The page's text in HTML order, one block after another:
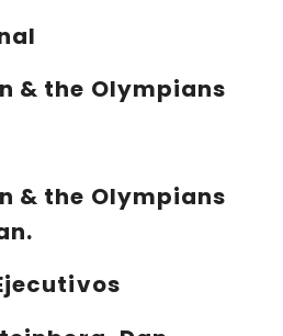
& the Olympians
& the Olympians